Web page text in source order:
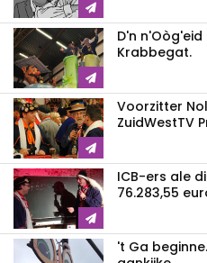
D'n
Krabbegat.
Voorzitter
ZuidWestTV
ICB-ers ale
76.283,55
't Ga